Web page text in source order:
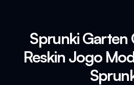
Sprunki Garten
Reskin Jogo